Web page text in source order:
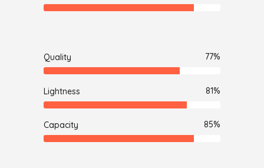
Quality 77
Lightness 81
Capacity 85